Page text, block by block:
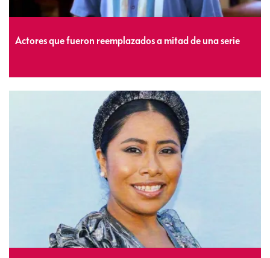
Actores que fueron reemplazados a mitad de una serie